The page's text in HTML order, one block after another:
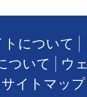
について
ついて
ウ
サイトマップ